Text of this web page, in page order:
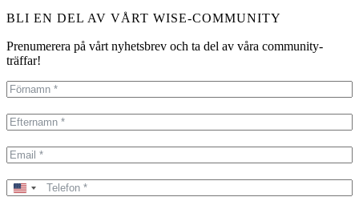
BLI EN DEL AV VÅRT WISE-COMMUNITY
Prenumerera på vårt nyhetsbrev och ta del av våra community-
träffar!
United